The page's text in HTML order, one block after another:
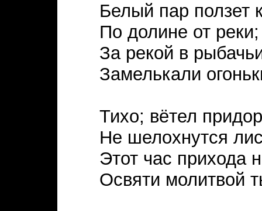
Белый пар ползет
По долине от реки;
За рекой в
Замелькали
Тихо; вётел
Не шелохнутся
Этот час прихода
Освяти молитвой